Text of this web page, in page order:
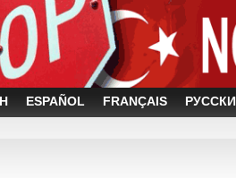
ESPAÑOL FRANÇAIS